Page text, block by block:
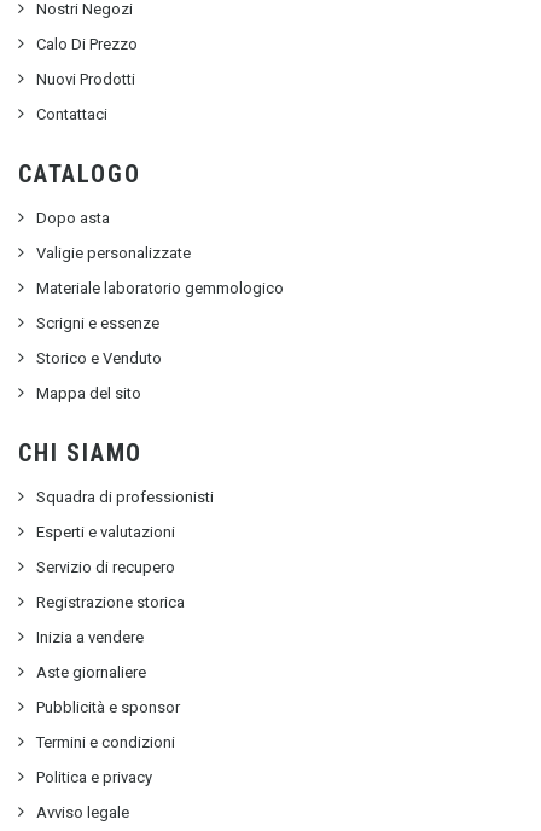
Nostri Negozi
Calo Di Prezzo
Nuovi Prodotti
Contattaci
CATALOGO
Dopo asta
Valigie personalizzate
Materiale laboratorio gemmologico
Scrigni e essenze
Storico e Venduto
Mappa del sito
CHI SIAMO
Squadra di professionisti
Esperti e valutazioni
Servizio di recupero
Registrazione storica
Inizia a vendere
Aste giornaliere
Pubblicità e sponsor
Termini e condizioni
Politica e privacy
Avviso legale